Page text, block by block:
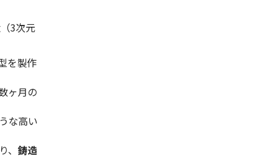
3次元
を製作
ヶ月の
な高い
、鋳造